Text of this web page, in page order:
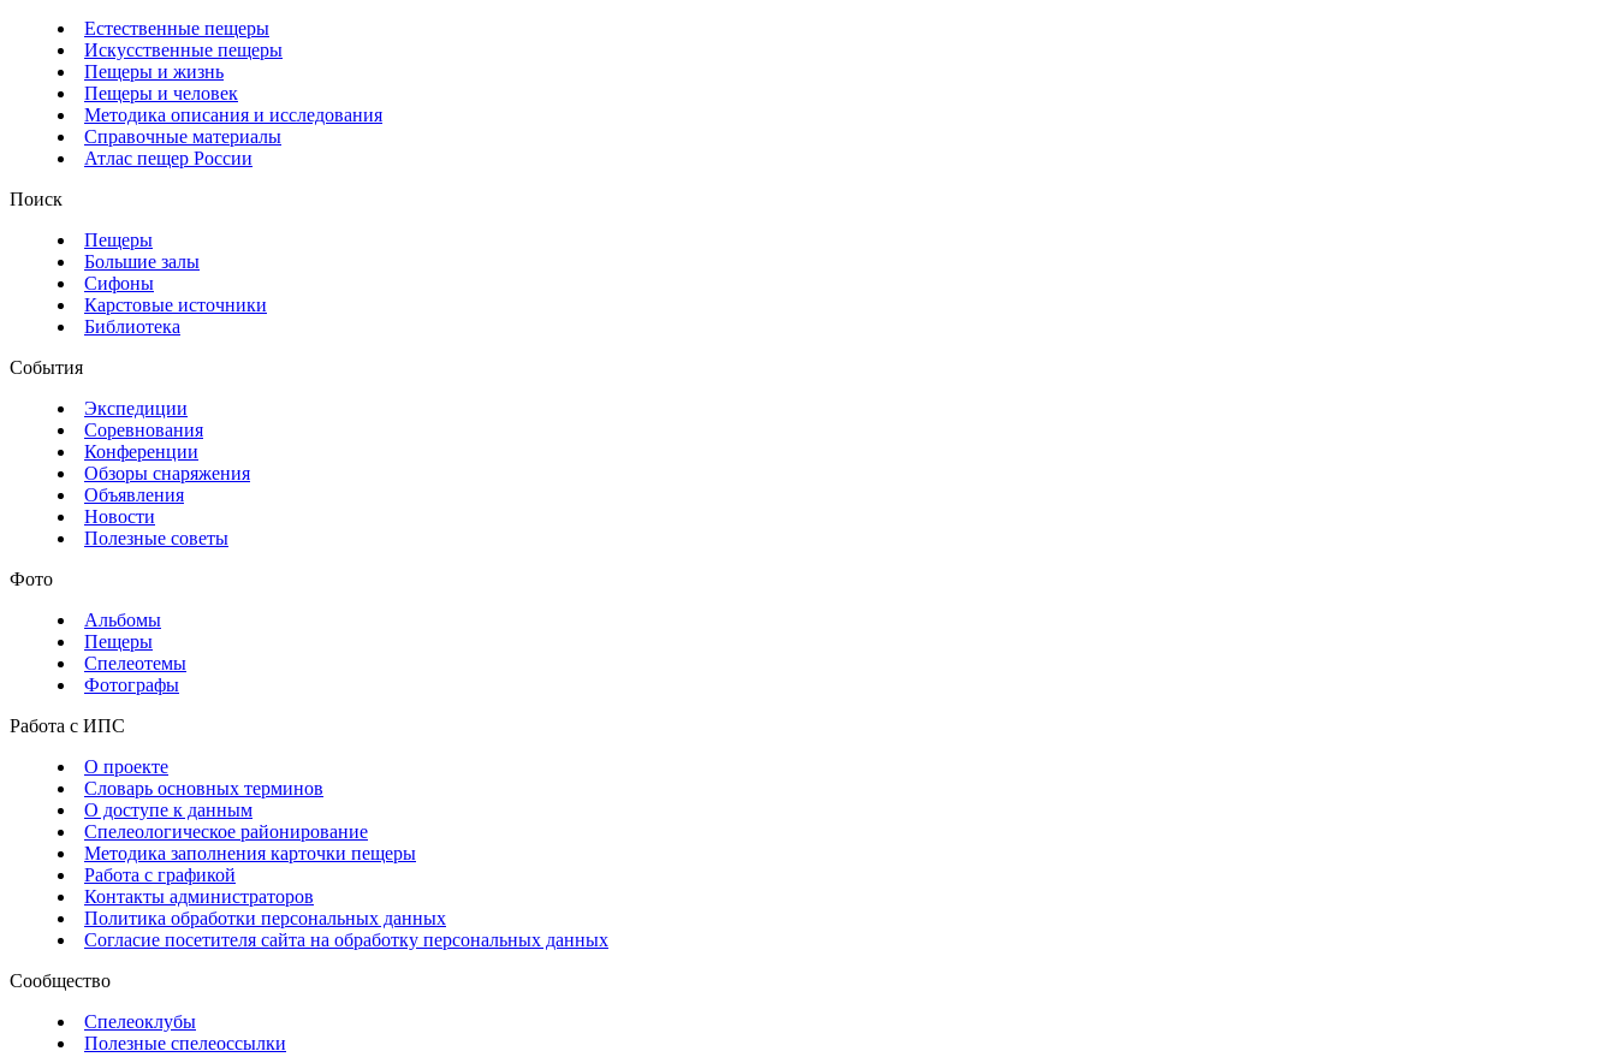
Естественные пещеры
Искусственные пещеры
Пещеры и жизнь
Пещеры и человек
Методика описания и исследования
Справочные материалы
Атлас пещер России
Поиск
Пещеры
Большие залы
Сифоны
Карстовые источники
Библиотека
События
Экспедиции
Соревнования
Конференции
Обзоры снаряжения
Объявления
Новости
Полезные советы
Фото
Альбомы
Пещеры
Спелеотемы
Фотографы
Работа с ИПС
О проекте
Словарь основных терминов
О доступе к данным
Спелеологическое районирование
Методика заполнения карточки пещеры
Работа с графикой
Контакты администраторов
Политика обработки персональных данных
Согласие посетителя сайта на обработку персональных данных
Сообщество
Спелеоклубы
Полезные спелеоссылки